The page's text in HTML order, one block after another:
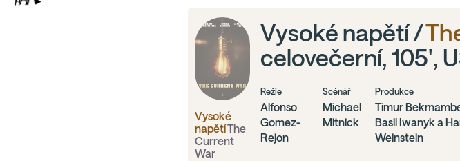
Vysoké
napětíThe
Current
War
Vysoké napětí /
celovečerní, 105',
Režie
Alfonso
Gomez-
Rejon
Scénář
Michael
Mitnick
Produkce
Timur
Basil Iwanyk a
Weinstein